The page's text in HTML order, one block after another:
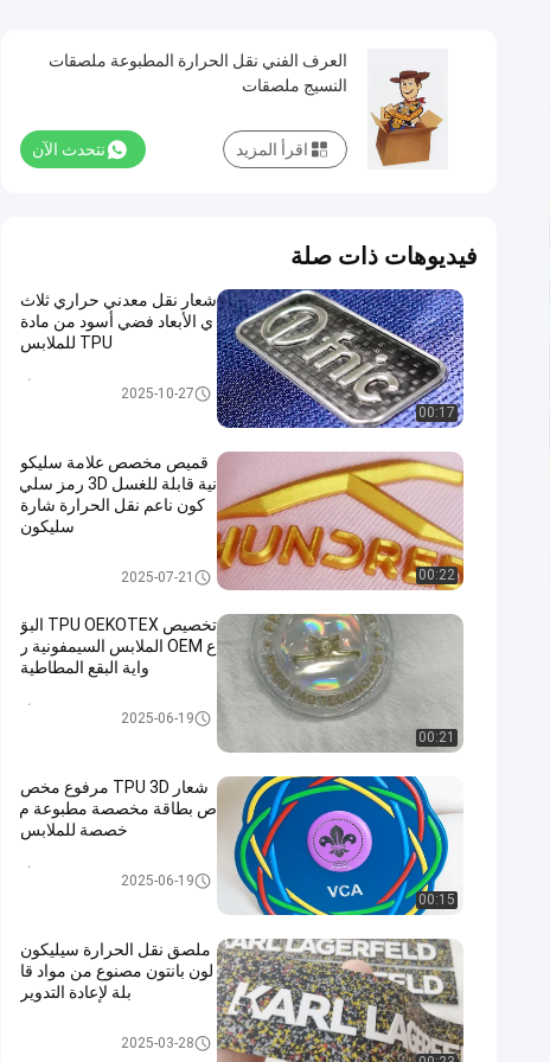
العرف الفني نقل الحرارة المطبوعة ملصقات
النسيج ملصقات
نتحدث الآن اقرأ المزيد
فيديوهات ذات صلة
00:17
شعار نقل معدني حراري ثلاث
ي الأبعاد فضي أسود من مادة
TPU للملابس
شارات TPU عالية التردد ثلاثية الأب2025-10-27
00:22
قميص مخصص علامة سليكو
نية قابلة للغسل 3D رمز سلي
كون ناعم نقل الحرارة شارة
سليكون
نقل الحرارة تسميات الملابس
2025-07-21
00:21
تخصيص TPU OEKOTEX البق
ع OEM الملابس السيمفونية ر
واية البقع المطاطية
شارات TPU عالية التردد ثلاثية الأب2025-06-19
00:15
شعار TPU 3D مرفوع مخص
ص بطاقة مخصصة مطبوعة م
خصصة للملابس
شارات TPU عالية التردد ثلاثية الأب2025-06-19
ملصق نقل الحرارة سيليكون
لون بانتون مصنوع من مواد قا
بلة لإعادة التدوير
نقل الحرارة تسميات الملابس
2025-03-28